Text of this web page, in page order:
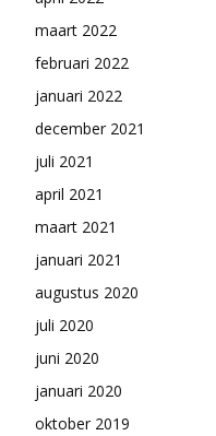
maart 2022
februari 2022
januari 2022
december 2021
juli 2021
april 2021
maart 2021
januari 2021
augustus 2020
juli 2020
juni 2020
januari 2020
oktober 2019